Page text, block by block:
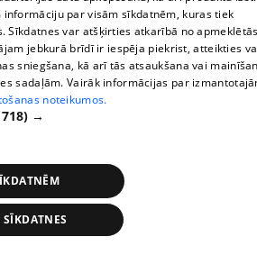
Krievijas Valsts domē ārdās pēc
VIDEO: Ukrainas droni pārvērš
Krievijas apgādes maršrutu uz
Laiki
informāciju par visām sīkdatnēm, kuras tiek
Sīkdatnes var atšķirties atkarībā no
jebkurā brīdī ir iespēja piekrist, atteikties
sniegšana, kā arī tās atsaukšana vai
sadaļām. Vairāk informācijas par
noteikumos.
→